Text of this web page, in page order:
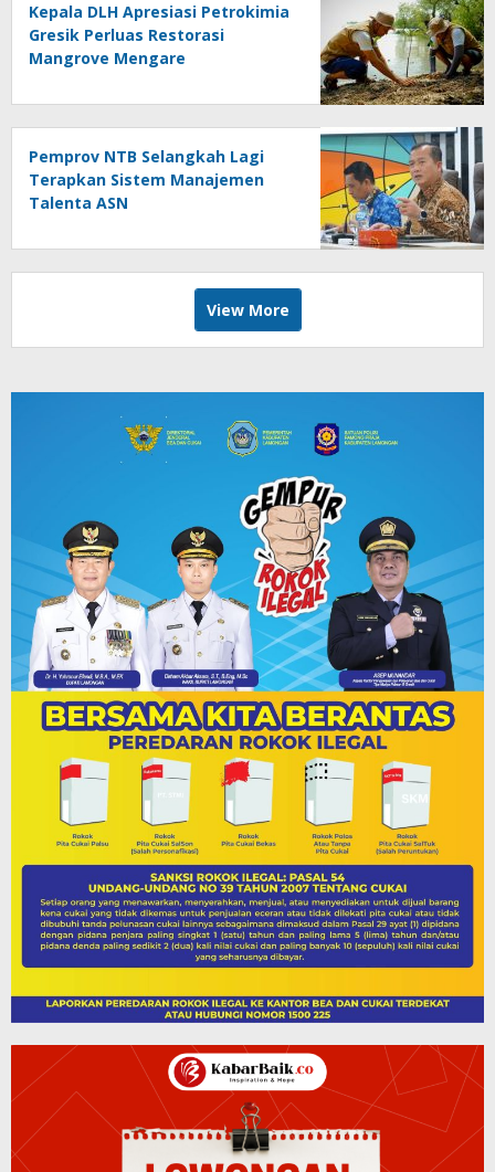
Kepala DLH Apresiasi Petrokimia
Gresik Perluas Restorasi
Mangrove Mengare
Pemprov NTB Selangkah Lagi
Terapkan Sistem Manajemen
Talenta ASN
View More